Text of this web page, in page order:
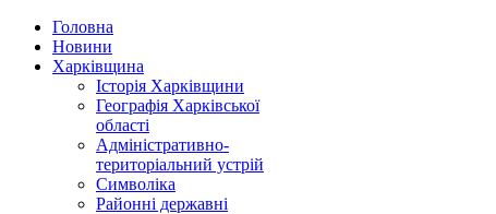
Головна
Новини
Харківщина
Історія Харківщини
Географія Харківської
області
Адміністративно-
територіальний устрій
Символіка
Районні державні